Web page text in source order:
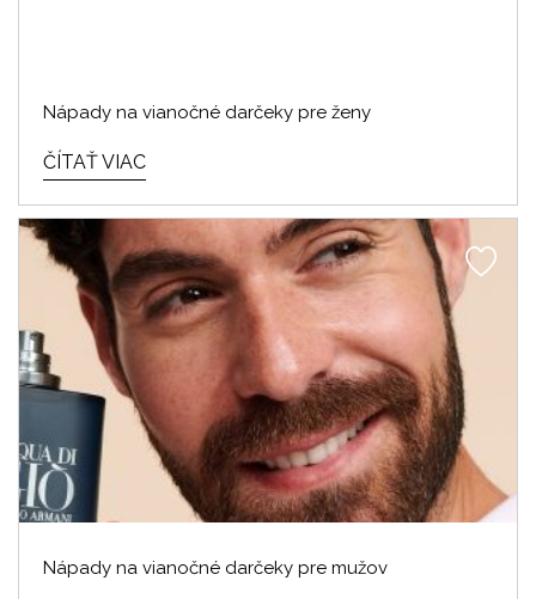
Nápady na vianočné darčeky pre ženy
ČÍTAŤ VIAC
Nápady na vianočné darčeky pre mužov